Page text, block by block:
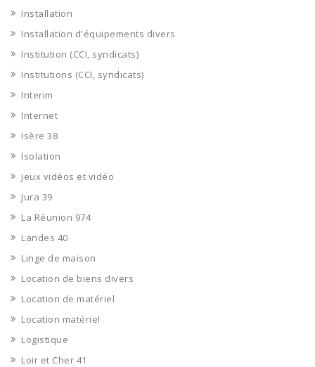
Installation
Installation d'équipements divers
Institution (CCI, syndicats)
Institutions (CCI, syndicats)
Interim
Internet
Isère 38
Isolation
jeux vidéos et vidéo
Jura 39
La Réunion 974
Landes 40
Linge de maison
Location de biens divers
Location de matériel
Location matériel
Logistique
Loir et Cher 41